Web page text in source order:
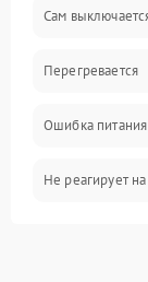
Сам
Перегревается
Ошибка питания
Не реагирует